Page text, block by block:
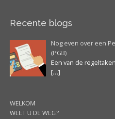
Recente blogs
Nog even over een
(PGB)
Een van de
[…]
WELKOM
WEET U DE WEG?